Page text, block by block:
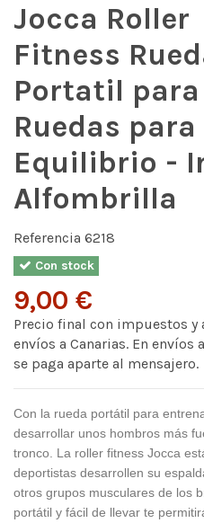
Jocca Roller
Fitness
Portatil
Ruedas
Equilibrio -
Alfombrilla
Referencia 6218
Con stock
9,00 €
Precio final con impuestos y
envíos a Canarias. En envíos
se paga aparte al mensajero.
Con la rueda portátil para
desarrollar unos hombros más
tronco. La roller fitness Jocca
deportistas desarrollen su
otros grupos musculares de los
portátil y fácil de llevar te